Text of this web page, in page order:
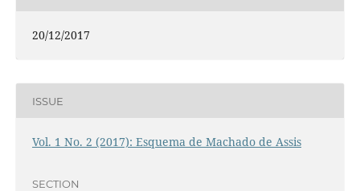
20/12/2017
ISSUE
Vol. 1 No. 2 (2017): Esquema de Machado de Assis
SECTION